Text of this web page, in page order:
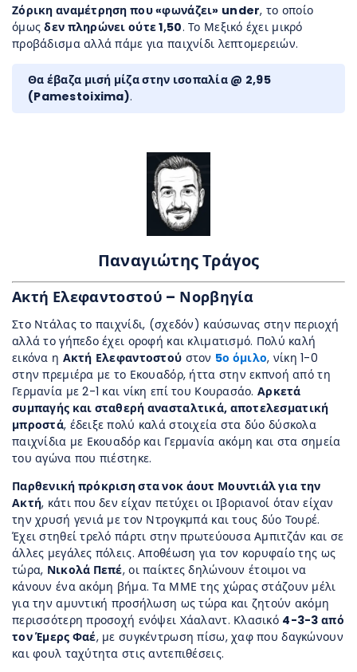
Ζόρικη αναμέτρηση που «φωνάζει» under, το οποίο
όμωςδεν πληρώνει ούτε 1,50. Το Μεξικό έχει μικρό
προβάδισμα αλλά πάμε για παιχνίδι λεπτομερειών.
Θα έβαζα μισή μίζα στην ισοπαλία @ 2,95
(Pamestoixima).
Παναγιώτης Τράγος
Ακτή Ελεφαντοστού – Νορβηγία
Στο Ντάλας το παιχνίδι, (σχεδόν) καύσωνας στην περιοχή
αλλά το γήπεδο έχει οροφή και κλιματισμό. Πολύ καλή
εικόνα η Ακτή Ελεφαντοστού στον 5ο όμιλο, νίκη 1-0
στην πρεμιέρα με το Εκουαδόρ, ήττα στην εκπνοή από τη
Γερμανία με 2-1 και νίκη επί του Κουρασάο.Αρκετά
συμπαγής και σταθερή ανασταλτικά, αποτελεσματική
μπροστά, έδειξε πολύ καλά στοιχεία στα δύο δύσκολα
παιχνίδια με Εκουαδόρ και Γερμανία ακόμη και στα σημεία
του αγώνα που πιέστηκε.
Παρθενική πρόκριση στα νοκ άουτ Μουντιάλ για την
Ακτή, κάτι που δεν είχαν πετύχει οι Ιβοριανοί όταν είχαν
την χρυσή γενιά με τον Ντρογκμπά και τους δύο Τουρέ.
Έχει στηθεί τρελό πάρτι στην πρωτεύουσα Αμπιτζάν και σε
άλλες μεγάλες πόλεις. Αποθέωση για τον κορυφαίο της ως
τώρα, Νικολά Πεπέ, οι παίκτες δηλώνουν έτοιμοι να
κάνουν ένα ακόμη βήμα. Τα ΜΜΕ της χώρας στάζουν μέλι
για την αμυντική προσήλωση ως τώρα και ζητούν ακόμη
περισσότερη προσοχή ενόψει Χάαλαντ. Κλασικό 4-3-3 από
τον Έμερς Φαέ, με συγκέντρωση πίσω, χαφ που δαγκώνουν
και φουλ ταχύτητα στις αντεπιθέσεις.